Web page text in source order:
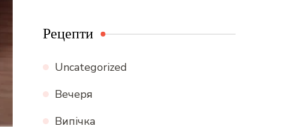
Рецепти
Uncategorized
Вечеря
Випічка